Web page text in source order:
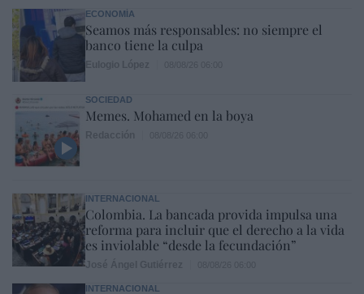
ECONOMÍA
Seamos más responsables: no siempre el
banco tiene la culpa
SOCIEDAD
Memes. Mohamed en la boya
INTERNACIONAL
Colombia. La bancada provida impulsa una
reforma para incluir que el derecho a la vida
es inviolable “desde la fecundación”
INTERNACIONAL